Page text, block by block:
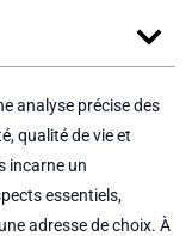
analyse précise des
qualité de vie et
incarne un
essentiels,
adresse de choix. À